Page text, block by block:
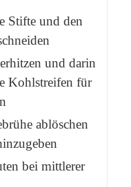
Stifte und den
und darin
Kohlstreifen für
ablöschen
bei mittlerer